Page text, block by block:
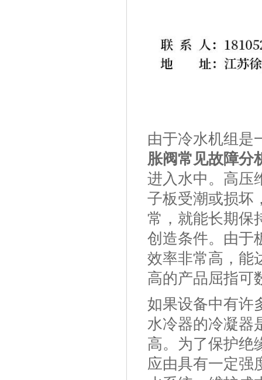
由于冷水机组是
胀阀常见故障分
进入水中。高压
子板受潮或损坏
常，就能长期保
创造条件。由于
效率非常高，能
高的产品屈指可
如果设备中有许
水冷器的冷凝器
高。为了保护绝
应由具有一定强